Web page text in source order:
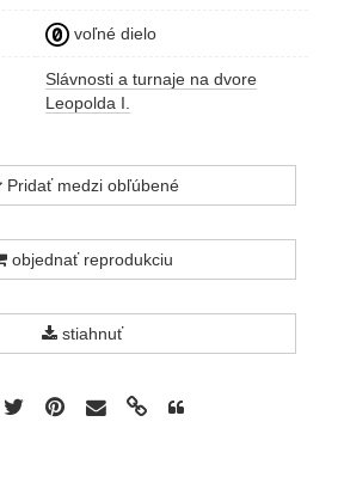
voľné dielo
Slávnosti a turnaje na dvore
Leopolda I.
Pridať medzi obľúbené
objednať reprodukciu
stiahnuť